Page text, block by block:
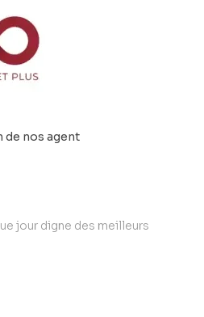
de nos agent
jour digne des meilleurs